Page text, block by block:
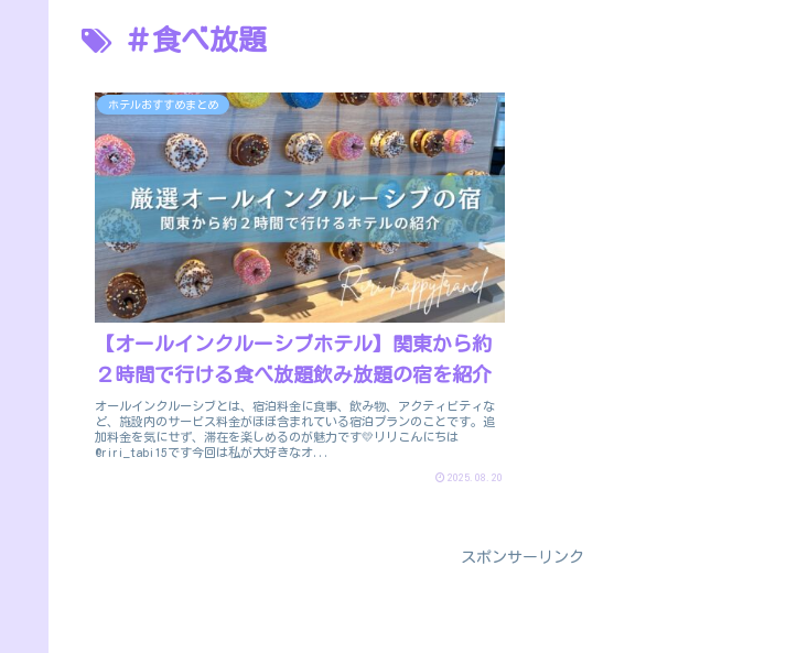
＃食べ放題
ホテルおすすめまとめ
【オールインクルーシブホテル】関東から約
２時間で行ける食べ放題飲み放題の宿を紹介
オールインクルーシブとは、宿泊料金に食事、飲み物、アクティビティな
ど、施設内のサービス料金がほぼ含まれている宿泊プランのことです。追
加料金を気にせず、滞在を楽しめるのが魅力です💛リリこんにちは
@riri_tabi15です今回は私が大好きなオ...
2025.08.20
スポンサーリンク